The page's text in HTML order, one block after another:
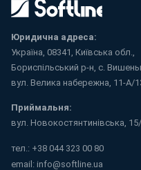
Юридична адреса:
Україна, 08341, Київська обл.,
Бориспільський р-н, с.
вул. Велика набережна, 11-А/
Приймальня:
вул. Новокостянтинівська,
тел.: +38 044 323 00 80
email: info@softline.ua